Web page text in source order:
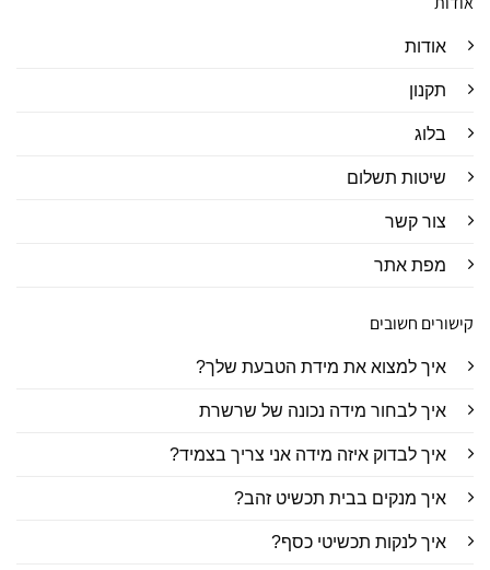
אודות
תקנון
בלוג
שיטות תשלום
צור קשר
מפת אתר
קישורים חשובים
איך למצוא את מידת הטבעת שלך?
איך לבחור מידה נכונה של שרשרת
איך לבדוק איזה מידה אני צריך בצמיד?
איך מנקים בבית תכשיט זהב?
איך לנקות תכשיטי כסף?